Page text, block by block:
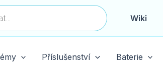
Wiki
Příslušenství Baterie